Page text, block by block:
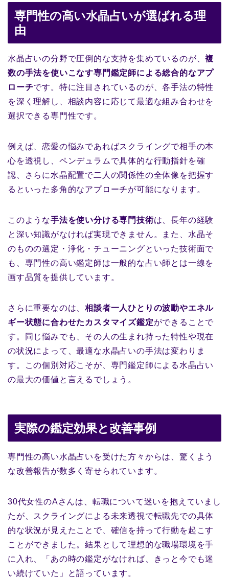
専門性の高い水晶占いが選ばれる理
由
水晶占いの分野で圧倒的な支持を集めているのが、複
数の手法を使いこなす専門鑑定師による総合的なアプ
ローチです。特に注目されているのが、各手法の特性
を深く理解し、相談内容に応じて最適な組み合わせを
選択できる専門性です。
例えば、恋愛の悩みであればスクライングで相手の本
心を透視し、ペンデュラムで具体的な行動指針を確
認、さらに水晶配置で二人の関係性の全体像を把握す
るといった多角的なアプローチが可能になります。
このような手法を使い分ける専門技術は、長年の経験
と深い知識がなければ実現できません。また、水晶そ
のものの選定・浄化・チューニングといった技術面で
も、専門性の高い鑑定師は一般的な占い師とは一線を
画す品質を提供しています。
さらに重要なのは、相談者一人ひとりの波動やエネル
ギー状態に合わせたカスタマイズ鑑定ができることで
す。同じ悩みでも、その人の生まれ持った特性や現在
の状況によって、最適な水晶占いの手法は変わりま
す。この個別対応こそが、専門鑑定師による水晶占い
の最大の価値と言えるでしょう。
実際の鑑定効果と改善事例
専門性の高い水晶占いを受けた方々からは、驚くよう
な改善報告が数多く寄せられています。
30代女性のAさんは、転職について迷いを抱えていまし
たが、スクライングによる未来透視で転職先での具体
的な状況が見えたことで、確信を持って行動を起こす
ことができました。結果として理想的な職場環境を手
に入れ、「あの時の鑑定がなければ、きっと今でも迷
い続けていた」と語っています。